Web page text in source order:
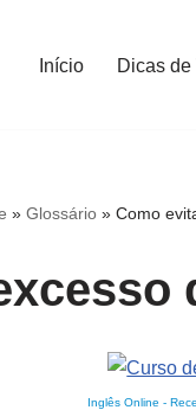
Início Dicas
»Glossário »Como
Inglês Online -